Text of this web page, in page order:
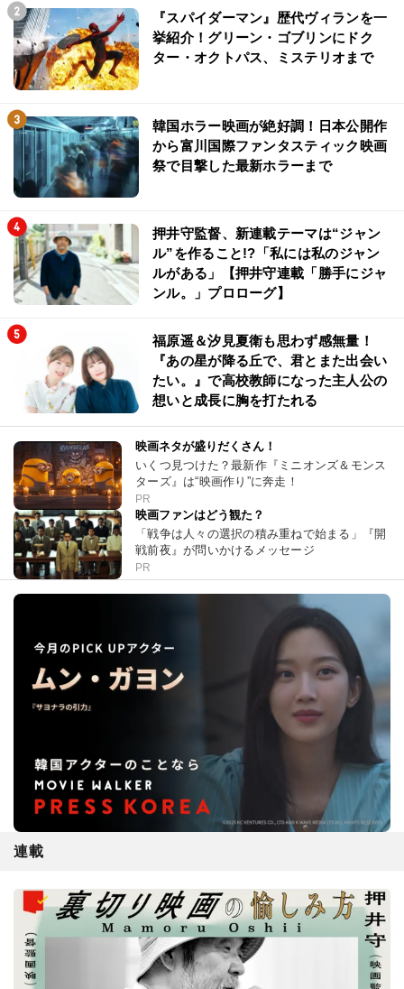
『スパイダーマン』歴代ヴィランを一
挙紹介！グリーン・ゴブリンにドク
ター・オクトパス、ミステリオまで
韓国ホラー映画が絶好調！日本公開作
から富川国際ファンタスティック映画
祭で目撃した最新ホラーまで
押井守監督、新連載テーマは“ジャン
ル”を作ること!?「私には私のジャン
ルがある」【押井守連載「勝手にジャ
ンル。」プロローグ】
福原遥＆汐見夏衛も思わず感無量！
『あの星が降る丘で、君とまた出会い
たい。』で高校教師になった主人公の
想いと成長に胸を打たれる
映画ネタが盛りだくさん！
いくつ見つけた？最新作『ミニオンズ＆モンス
ターズ』は“映画作り”に奔走！
PR
映画ファンはどう観た？
「戦争は人々の選択の積み重ねで始まる」『開
戦前夜』が問いかけるメッセージ
PR
連載